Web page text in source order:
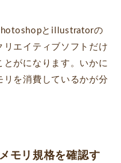
とillustratorの
リエイティブソフトだけ
がになります。いかに
リを消費しているかが分
モリ規格を確認す